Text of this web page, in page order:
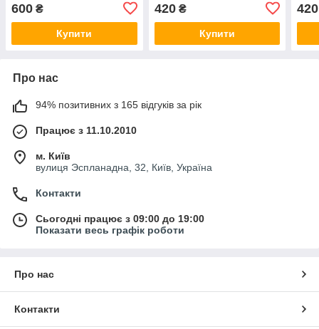
600 ₴
Купити
420₴
Купити
420
Про нас
94% позитивних з 165 відгуків за рік
Працює з 11.10.2010
м. Київ
вулиця Эспланадна, 32, Київ, Україна
Контакти
Сьогодні працює з 09:00 до 19:00
Показати весь графік роботи
Про нас
Контакти